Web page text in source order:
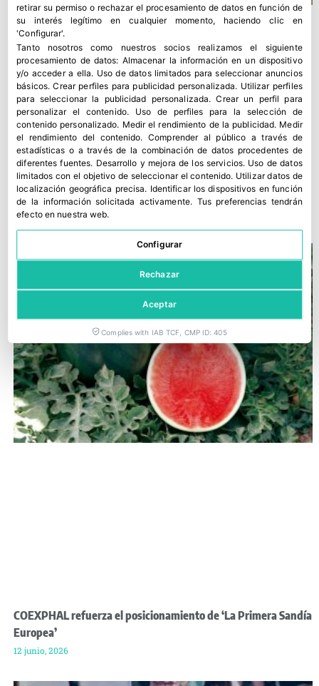
Bayer estrena sus novedades de sandía y melón ‘Ready to
Enjoy’
30 junio, 2026
COEXPHAL refuerza el posicionamiento de ‘La Primera Sandía
Europea’
12 junio, 2026
retirar su permiso o rechazar el procesamiento de datos en función de
su interés legítimo en cualquier momento, haciendo clic en
'Configurar'.
Tanto nosotros como nuestros socios realizamos el siguiente
procesamiento de datos: Almacenar la información en un dispositivo
y/o acceder a ella. Uso de datos limitados para seleccionar anuncios
básicos.Crear perfiles para publicidad personalizada. Utilizar perfiles
para seleccionar la publicidad personalizada.Crear un perfil para
personalizar el contenido. Uso de perfiles para la selección de
contenido personalizado. Medir el rendimiento de la publicidad. Medir
el rendimiento del contenido.Comprender al público a través de
estadísticas o a través de la combinación de datos procedentes de
diferentes fuentes. Desarrollo y mejora de los servicios. Uso de datos
limitados con el objetivo de seleccionar el contenido. Utilizar datos de
localización geográfica precisa. Identificar los dispositivos en función
de la información solicitada activamente. Tus preferencias tendrán
efecto en nuestra web.
Configurar
Rechazar
Aceptar
Complies with IAB TCF, CMP ID: 405